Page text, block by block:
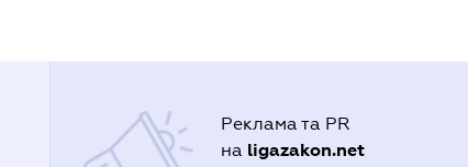
Реклама та PR
на ligazakon.net